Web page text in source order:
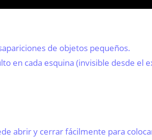
de objetos pequeños.
en cada esquina (invisible desde el
abrir y cerrar fácilmente para